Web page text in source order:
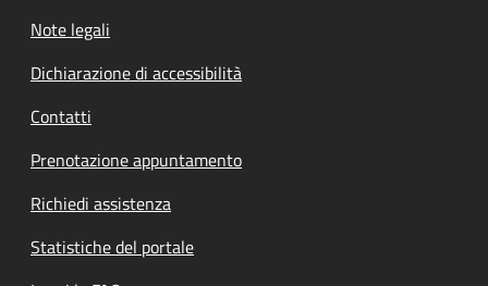
Note legali
Dichiarazione di accessibilità
Contatti
Prenotazione appuntamento
Richiedi assistenza
Statistiche del portale